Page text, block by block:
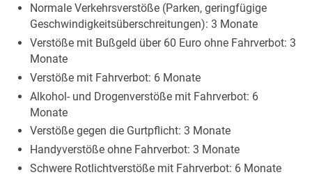
Normale Verkehrsverstöße (Parken, geringfügige
Geschwindigkeitsüberschreitungen): 3 Monate
Verstöße mit Bußgeld über 60 Euro ohne Fahrverbot: 3
Monate
Verstöße mit Fahrverbot: 6 Monate
Alkohol- und Drogenverstöße mit Fahrverbot: 6
Monate
Verstöße gegen die Gurtpflicht: 3 Monate
Handyverstöße ohne Fahrverbot: 3 Monate
Schwere Rotlichtverstöße mit Fahrverbot: 6 Monate